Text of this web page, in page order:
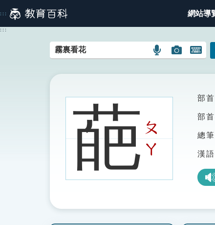
到
主
::: 網站導
:::
語
搜
圖
圖
搜
開
鍵
圖
葩ㄆ
ㄚ
部首
部
總
漢